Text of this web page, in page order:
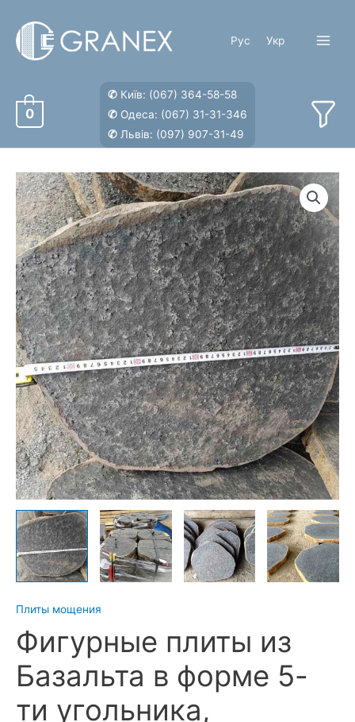
содержимому
Рус Укр
0
✆ Київ: (067) 364-58-58
✆ Одеса: (067) 31-31-346
✆ Львів: (097) 907-31-49
Плиты мощения
Фигурные плиты из
Базальта в форме 5-
ти угольника,